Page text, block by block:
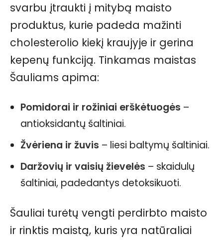
svarbu įtraukti į mitybą maisto
produktus, kurie padeda mažinti
cholesterolio kiekį kraujyje ir gerina
kepenų funkciją. Tinkamas maistas
Šauliams apima:
Pomidorai ir rožiniai erškėtuogės –
antioksidantų šaltiniai.
Žvėriena ir žuvis – liesi baltymų šaltiniai.
Daržovių ir vaisių žievelės – skaidulų
šaltiniai, padedantys detoksikuoti.
Šauliai turėtų vengti perdirbto maisto
ir rinktis maistą, kuris yra natūraliai